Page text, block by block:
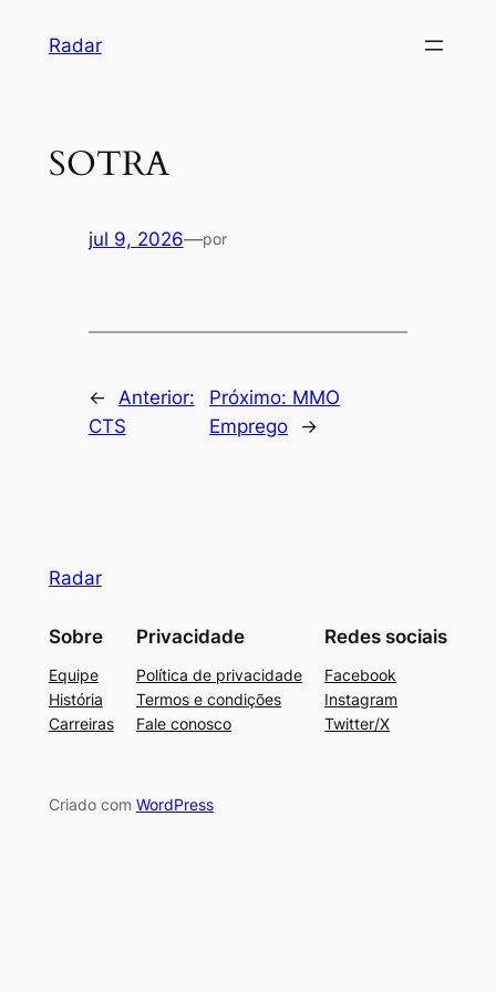
Radar
SOTRA
jul 9, 2026—por
←
Anterior:
CTS
Próximo: MMO
Emprego
→
Radar
Sobre
Equipe
História
Carreiras
Privacidade
Política de privacidade
Termos e condições
Fale conosco
Redes sociais
Facebook
Instagram
Twitter/X
Criado com WordPress